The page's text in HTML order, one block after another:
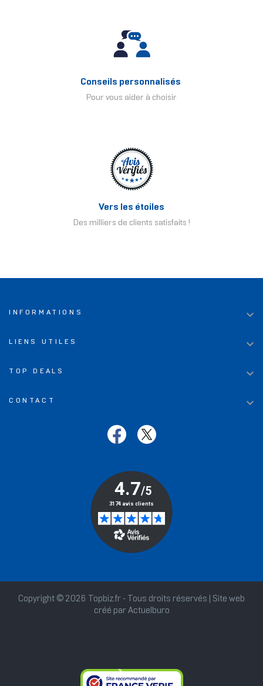
Conseils personnalisés
Pour vous aider à choisir
Vers les étoiles
Des milliers de clients satisfaits !
INFORMATIONS 
LIENS UTILES 
TOP DEALS 
CONTACT 
Copyright © 2026 Topbiz.fr - Tous droits réservés | Site web
créé par Actuelburo